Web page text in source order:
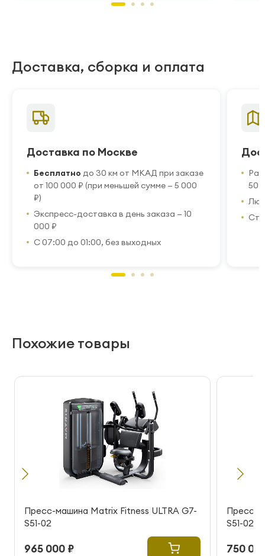
Доставка, сборка и оплата
Доставка по Москве
Бесплатно до 30 км от МКАД при заказе
от 100 000 ₽ (при меньшей сумме — 5 000
₽)
Экспресс-доставка в день заказа — 10
000 ₽
С 07:00 до 01:00, без выходных
50
Похожие товары
Пресс-машина Matrix Fitness ULTRA G7-
S51-02
965 000 ₽
Пресс-
S51-02
750